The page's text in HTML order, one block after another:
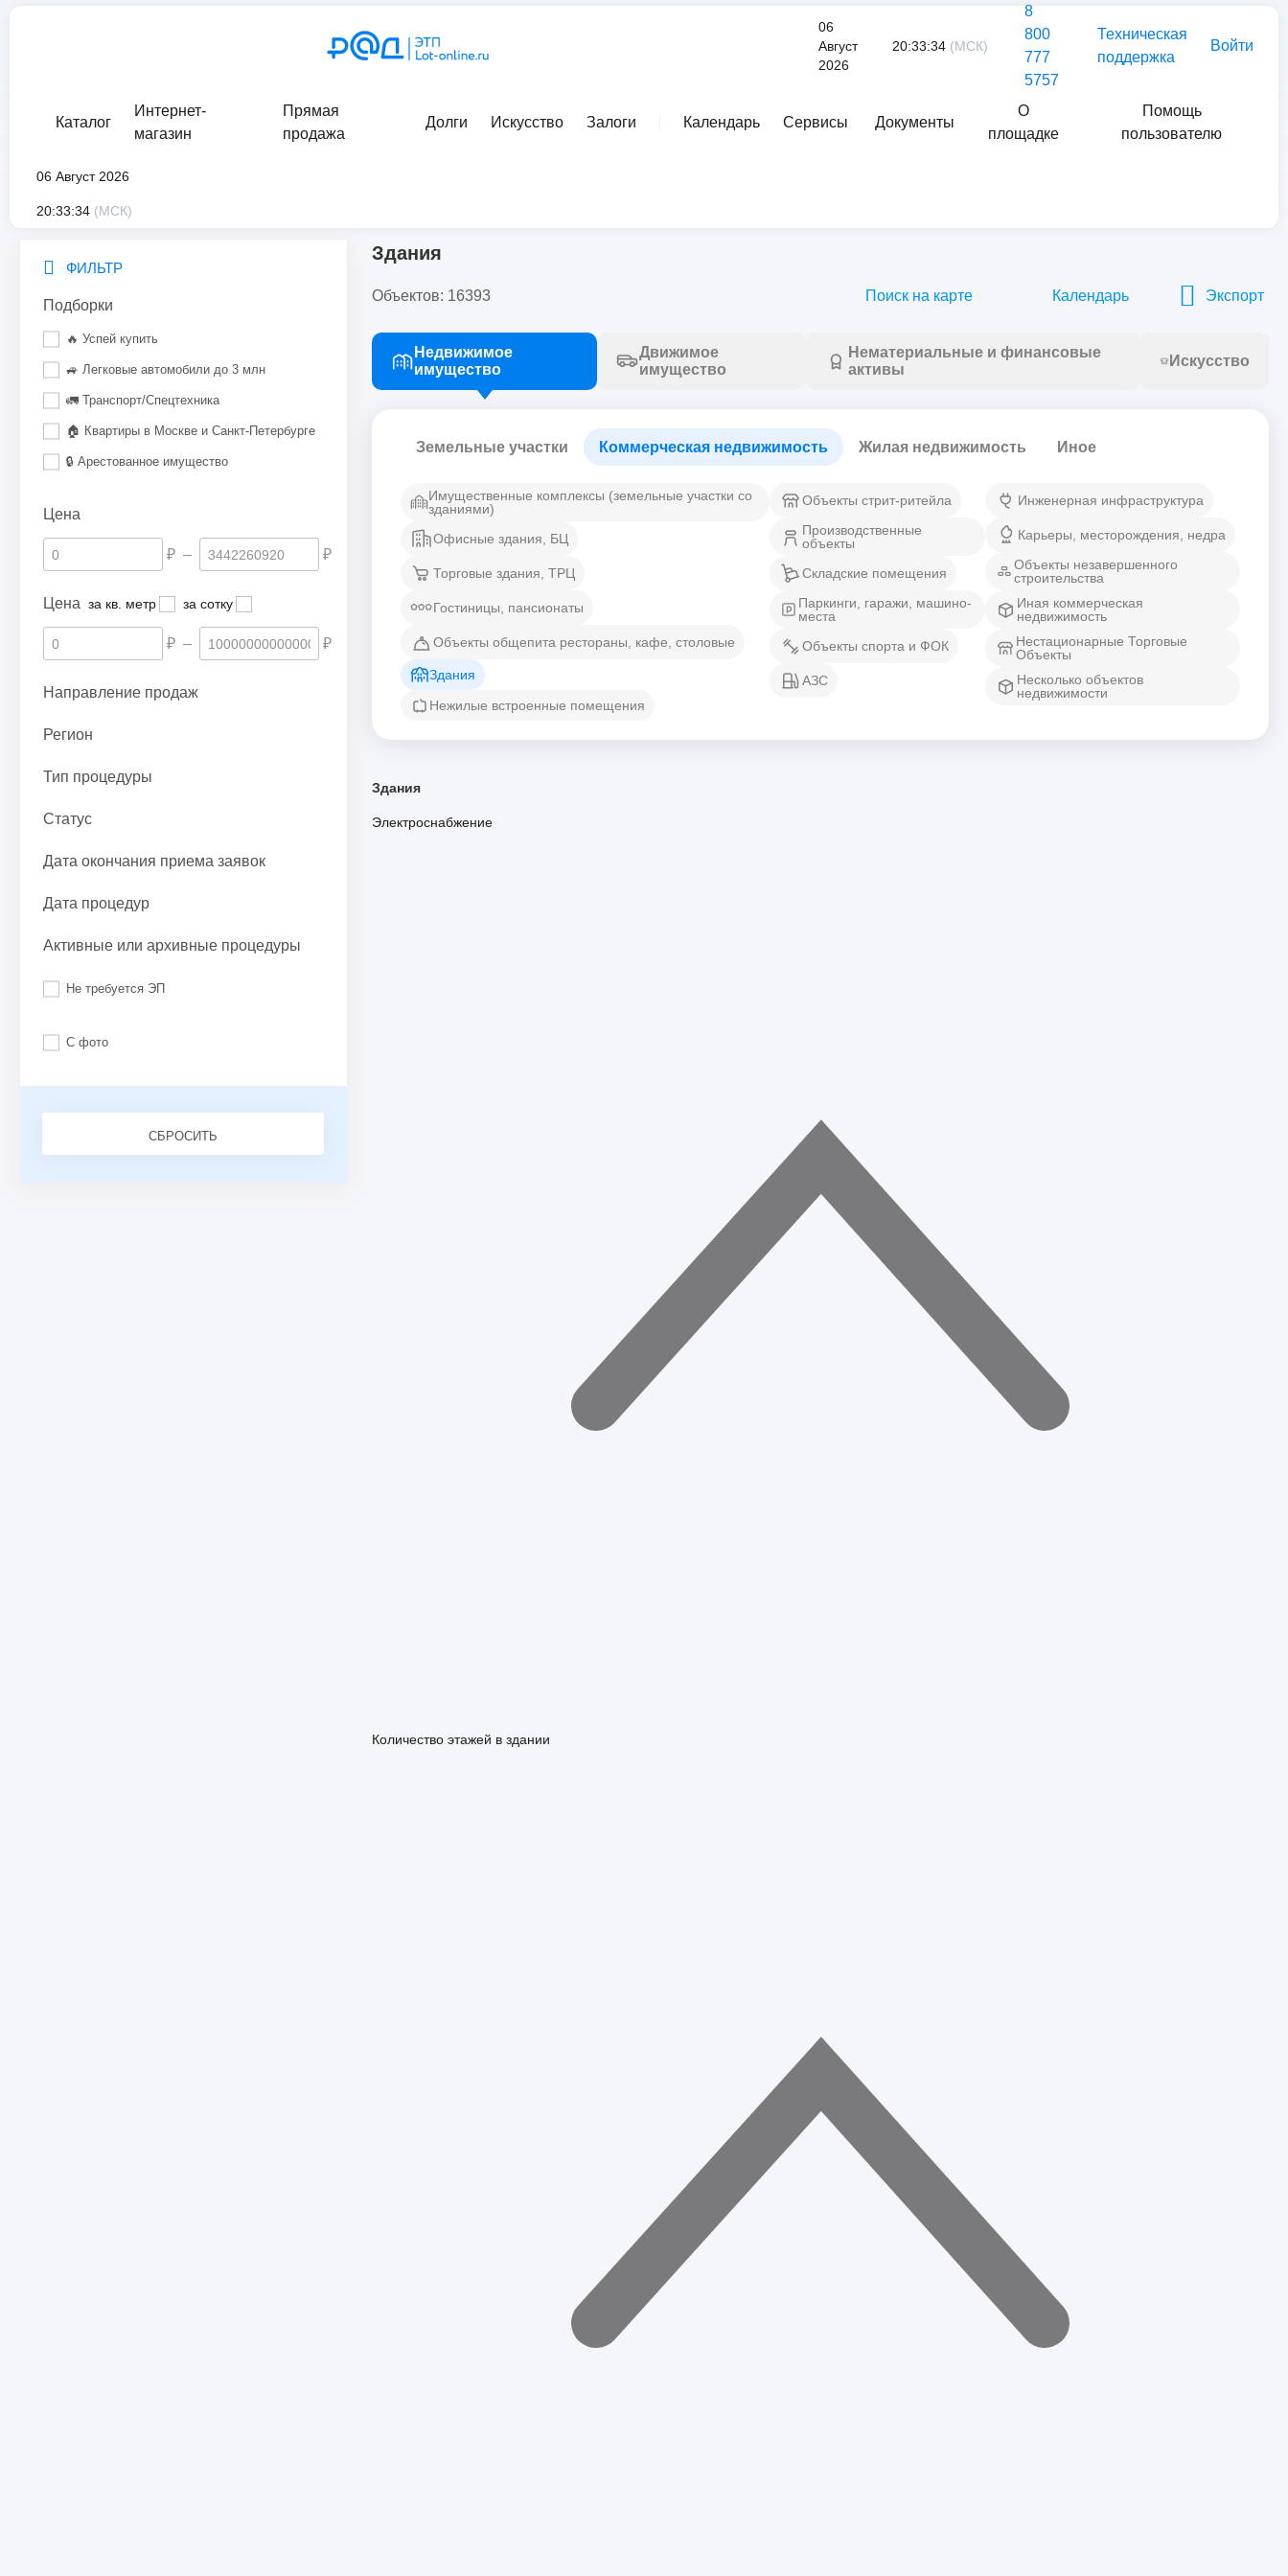
06
Август
2026
20:33:34 (МСК)
8
800
777
5757
Техническая
поддержка
Войти
Каталог
Интернет-
магазин
Прямая
продажа
Долги Искусство Залоги Календарь Сервисы Документы
О
площадке
Помощь
пользователю
06 Август 2026
20:33:34 (МСК)
ФИЛЬТР
Подборки
🔥 Успей купить
🚙 Легковые автомобили до 3 млн
🚛 Транспорт/Спецтехника
🏠 Квартиры в Москве и Санкт-Петербурге
🔒 Арестованное имущество
Цена
₽ – ₽
Направление продаж
Регион
Тип процедуры
Статус
Дата окончания приема заявок
Дата процедур
Активные или архивные процедуры
Цена за кв. метр за сотку
₽ – ₽
Не требуется ЭП
С фото
СБРОСИТЬ
Здания
Объектов: 16393 Поиск на карте Календарь Экспорт
Недвижимое
имущество
Движимое
имущество
Нематериальные и финансовые
активы
Искусство
Земельные участки Коммерческая недвижимость Жилая недвижимость Иное
Имущественные комплексы (земельные участки со
зданиями)
Офисные здания, БЦ
Торговые здания, ТРЦ
Гостиницы, пансионаты
Объекты общепита рестораны, кафе, столовые
Здания
Нежилые встроенные помещения
Объекты стрит-ритейла
Производственные
объекты
Складские помещения
Паркинги, гаражи, машино-
места
Объекты спорта и ФОК
АЗС
Инженерная инфраструктура
Карьеры, месторождения, недра
Объекты незавершенного
строительства
Иная коммерческая
недвижимость
Нестационарные Торговые
Объекты
Несколько объектов
недвижимости
Здания
Электроснабжение
Количество этажей в здании